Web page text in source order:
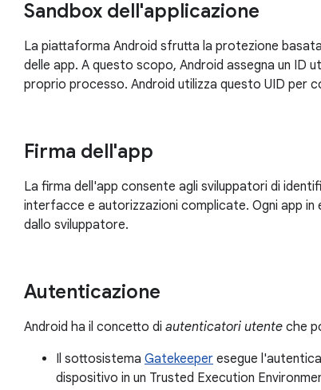
Sandbox dell'applicazione
La piattaforma Android sfrutta la protezione
delle app. A questo scopo, Android assegna un ID
proprio processo. Android utilizza questo UID per
Firma dell'app
La firma dell'app consente agli sviluppatori di
interfacce e autorizzazioni complicate. Ogni app
dallo sviluppatore.
Autenticazione
Android ha il concetto di autenticatori utente che
Il sottosistema Gatekeeper esegue
dispositivo in un Trusted Execution